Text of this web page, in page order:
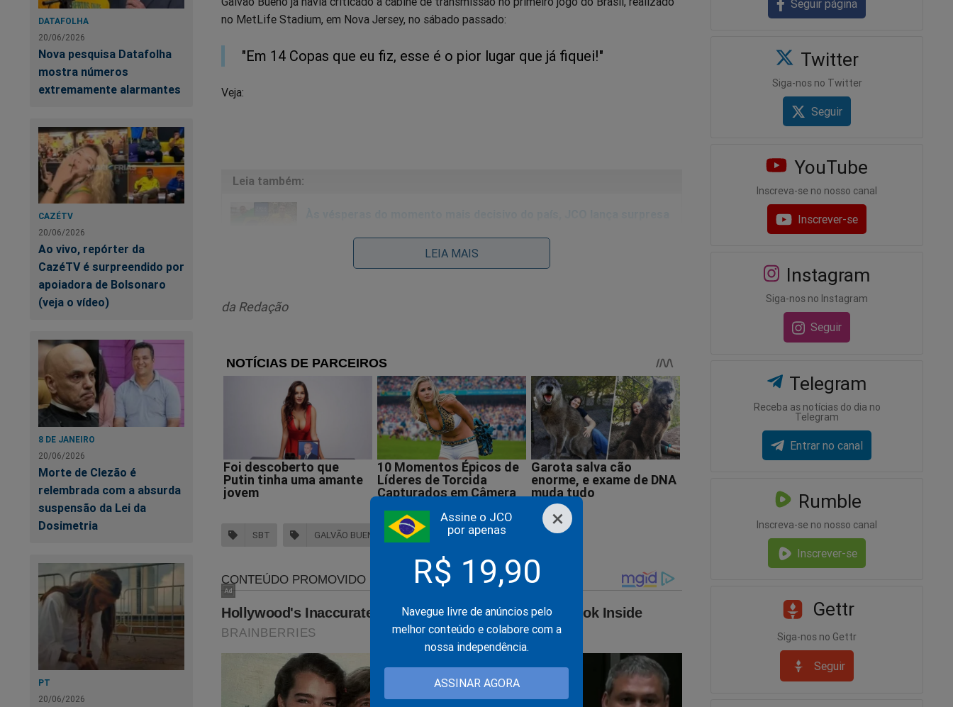
×
Assine o JCO
por apenas
R$ 19,90
Navegue livre de anúncios pelo
melhor conteúdo e colabore com a
nossa independência.
ASSINAR AGORA
DATAFOLHA
20/06/2026
Nova pesquisa Datafolha
mostra números
extremamente alarmantes
CAZÉTV
20/06/2026
Ao vivo, repórter da
CazéTV é surpreendido por
apoiadora de Bolsonaro
(veja o vídeo)
8 DE JANEIRO
20/06/2026
Morte de Clezão é
relembrada com a absurda
suspensão da Lei da
Dosimetria
PT
20/06/2026
no MetLife Stadium, em Nova Jersey, no sábado passado:
"Em 14 Copas que eu fiz, esse é o pior lugar que já fiquei!"
Veja:
Vaza reação do Governo Lula e da cúpula da PF com decisão forte
de Mendonça
LEIA MAIS
da Redação
SBT GALVÃO BUENO
Seguir página
Twitter
Siga-nos no Twitter
Seguir
YouTube
Inscreva-se no nosso canal
Inscrever-se
Instagram
Siga-nos no Instagram
Seguir
Telegram
Receba as notícias do dia no
Telegram
Entrar no canal
Rumble
Inscreva-se no nosso canal
Inscrever-se
Gettr
Siga-nos no Gettr
Seguir